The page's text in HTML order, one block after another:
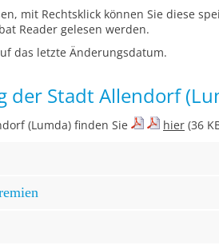
mit Rechtsklick können Sie diese
Reader gelesen werden.
das letzte Änderungsdatum.
der Stadt Allendorf
(Lumda) finden Sie hier (36